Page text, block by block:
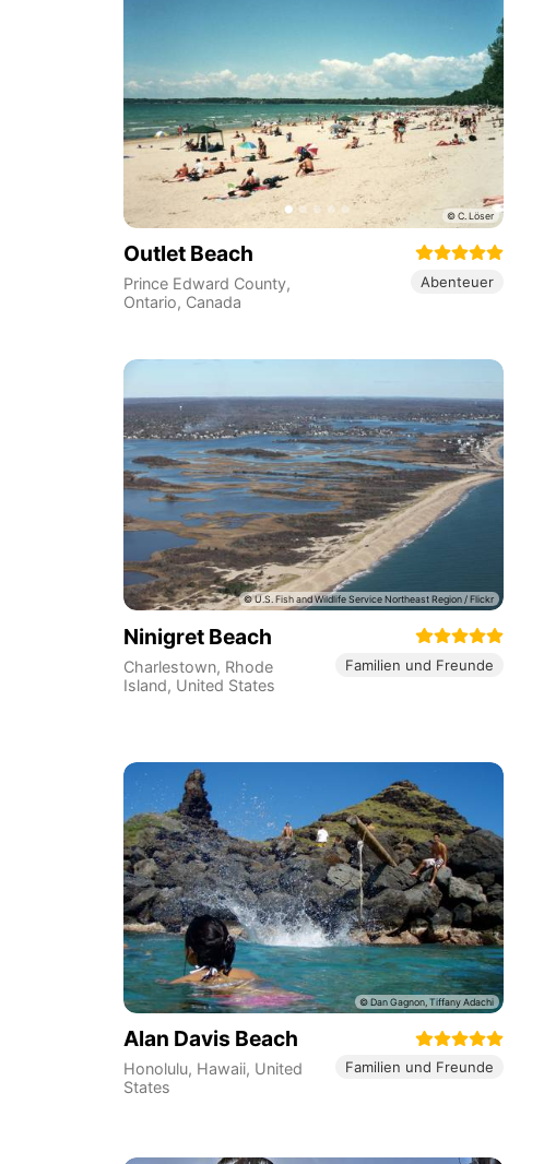
Outlet Beach
Prince Edward County,
Ontario, Canada
Abenteuer
Ninigret Beach
Charlestown, Rhode
Island, United States
Familien und Freunde
Alan Davis Beach
Honolulu, Hawaii, United
States
Familien und Freunde